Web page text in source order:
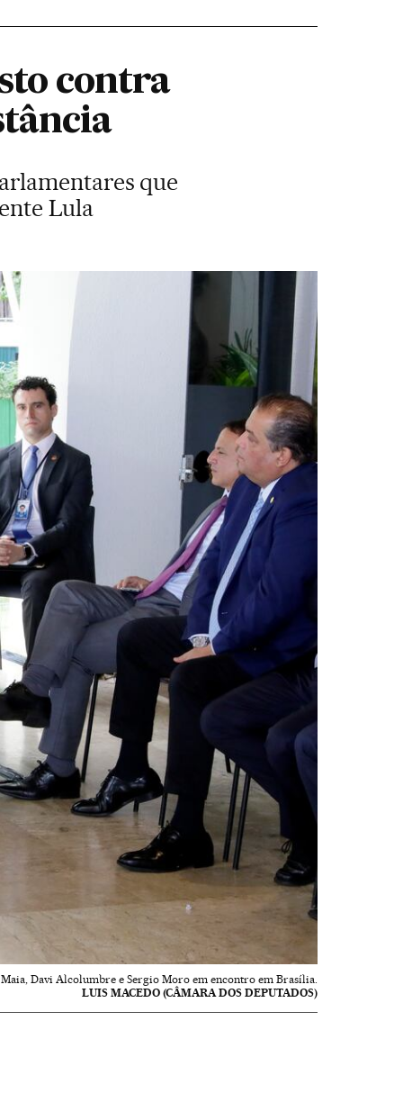
contra
que
Lula
Davi Alcolumbre e Sergio Moro em encontro em Brasília.
LUIS MACEDO (CÂMARA DOS DEPUTADOS)